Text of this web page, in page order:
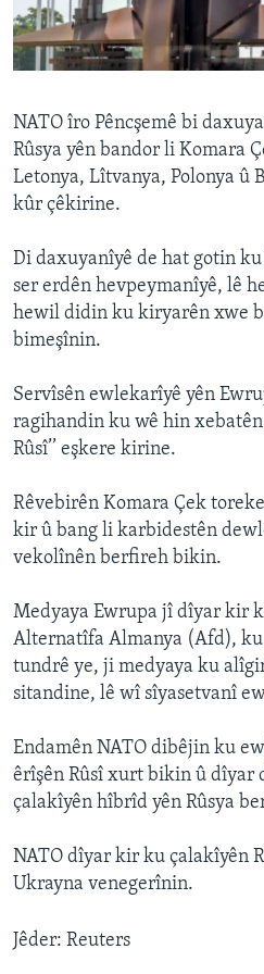
ÇAND Û HUNER
SERNIVÎS
Learning English
FOLLOW US
Zimanên Din
NATO îro Pêncşemê bi
Rûsya yên bandor li Komara
Letonya, Lîtvanya, Polonya û
kûr çêkirine.
Di daxuyanîyê de hat gotin
ser erdên hevpeymanîyê, lê
hewil didin ku kiryarên xwe
bimeşînin.
Servîsên ewlekarîyê yên
ragihandin ku wê hin xebatên
Rûsî’’ eşkere kirine.
Rêvebirên Komara Çek
kir û bang li karbidestên
vekolînên berfireh bikin.
Medyaya Ewrupa jî dîyar kir
Alternatîfa Almanya (Afd),
tundrê ye, ji medyaya ku
sitandine, lê wî sîyasetvanî
Endamên NATO dibêjin ku
êrîşên Rûsî xurt bikin û dîyar
çalakîyên hîbrîd yên Rûsya
NATO dîyar kir ku çalakîyên
Ukrayna venegerînin.
Jêder: Reuters